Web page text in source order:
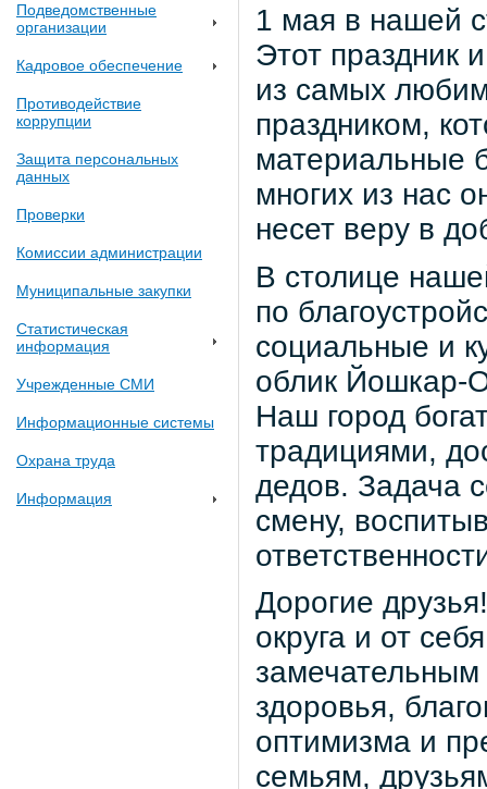
Подведомственные
организации
Кадровое обеспечение
Противодействие
коррупции
Защита персональных
данных
Проверки
Комиссии администрации
Муниципальные закупки
Статистическая
информация
Учрежденные СМИ
Информационные системы
Охрана труда
Информация
1 мая в нашей
Этот праздник
из самых
праздником,
материальные
многих из нас
несет веру в
В столице
по
социальные и
облик Йошкар-
Наш город
традициями,
дедов. Задача
смену,
Дорогие
округа и от
замечательным
здоровья,
оптимизма и
семьям,